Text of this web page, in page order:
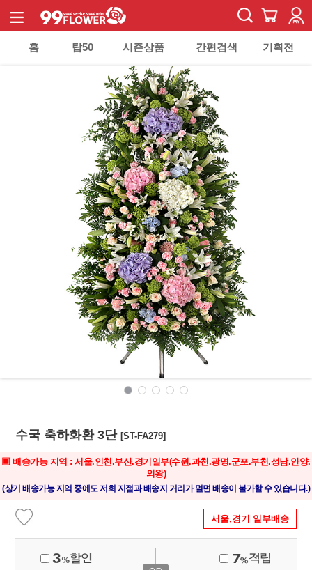
홈 탑50 시즌상품 간편검색 기획전
수국 축하화환 3단[ST-FA279]
▣ 배송가능 지역 : 서울.인천.부산.경기일부(수원.과천.광명.군포.부천.성남.안양.
의왕)
(상기 배송가능 지역 중에도 저희 지점과 배송지 거리가 멀면 배송이 불가할 수 있습니다.)
서울,경기 일부배송